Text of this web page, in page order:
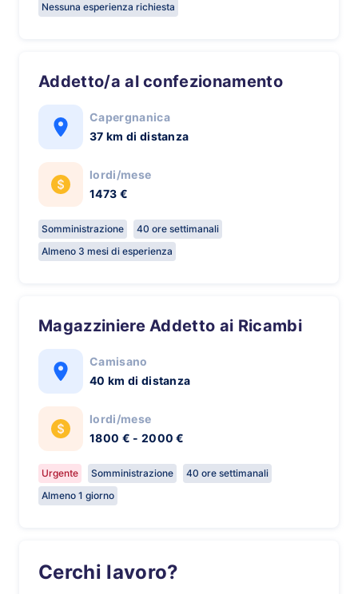
Nessuna esperienza richiesta
Addetto/a al confezionamento
Capergnanica
37 km di distanza
lordi/mese
1473 €
Somministrazione
40 ore settimanali
Almeno 3 mesi di esperienza
Magazziniere Addetto ai Ricambi
Camisano
40 km di distanza
lordi/mese
1800 € - 2000 €
Urgente Somministrazione
40 ore settimanali
Almeno 1 giorno
Cerchi lavoro?